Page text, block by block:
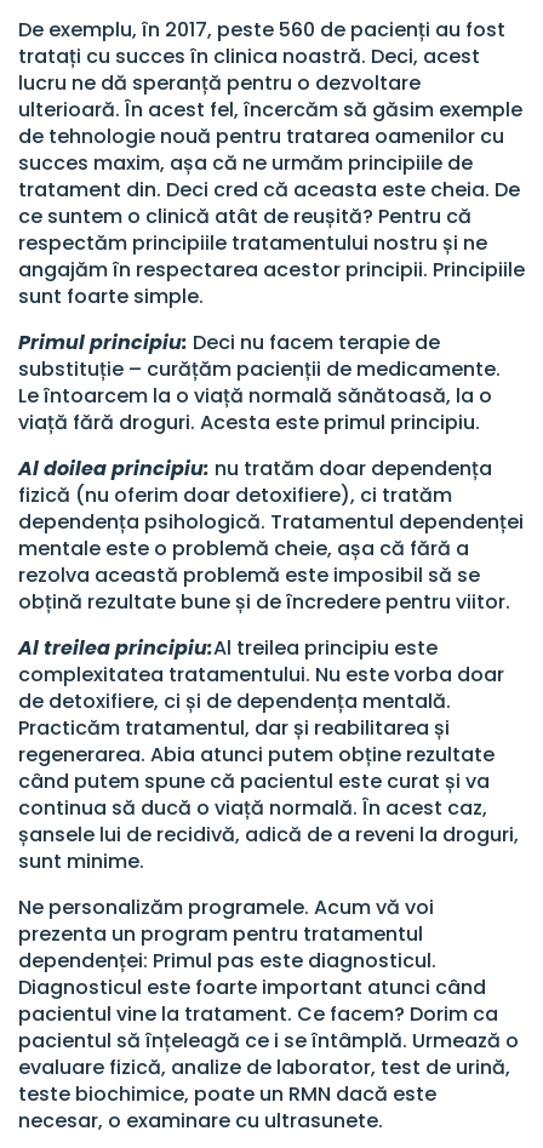
De exemplu, în 2017, peste 560 de pacienți au fost
tratați cu succes în clinica noastră. Deci, acest
lucru ne dă speranță pentru o dezvoltare
ulterioară. În acest fel, încercăm să găsim exemple
de tehnologie nouă pentru tratarea oamenilor cu
succes maxim, așa că ne urmăm principiile de
tratament din. Deci cred că aceasta este cheia. De
ce suntem o clinică atât de reușită? Pentru că
respectăm principiile tratamentului nostru și ne
angajăm în respectarea acestor principii. Principiile
sunt foarte simple.
Primul principiu: Deci nu facem terapie de
substituție – curățăm pacienții de medicamente.
Le întoarcem la o viață normală sănătoasă, la o
viață fără droguri. Acesta este primul principiu.
Al doilea principiu: nu tratăm doar dependența
fizică (nu oferim doar detoxifiere), ci tratăm
dependența psihologică. Tratamentul dependenței
mentale este o problemă cheie, așa că fără a
rezolva această problemă este imposibil să se
obțină rezultate bune și de încredere pentru viitor.
Al treilea principiu:Al treilea principiu este
complexitatea tratamentului. Nu este vorba doar
de detoxifiere, ci și de dependența mentală.
Practicăm tratamentul, dar și reabilitarea și
regenerarea. Abia atunci putem obține rezultate
când putem spune că pacientul este curat și va
continua să ducă o viață normală. În acest caz,
șansele lui de recidivă, adică de a reveni la droguri,
sunt minime.
Ne personalizăm programele. Acum vă voi
prezenta un program pentru tratamentul
dependenței: Primul pas este diagnosticul.
Diagnosticul este foarte important atunci când
pacientul vine la tratament. Ce facem? Dorim ca
pacientul să înțeleagă ce i se întâmplă. Urmează o
evaluare fizică, analize de laborator, test de urină,
teste biochimice, poate un RMN dacă este
necesar, o examinare cu ultrasunete.